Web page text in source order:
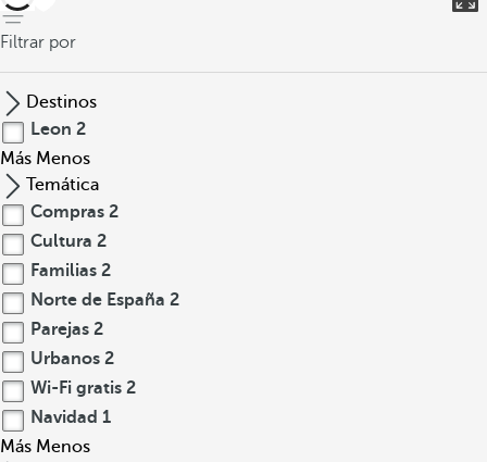
Filtrar por
Destinos
Leon 2
Más Menos
Temática
Compras 2
Cultura 2
Familias 2
Norte de España 2
Parejas 2
Urbanos 2
Wi-Fi gratis 2
Navidad 1
Más Menos